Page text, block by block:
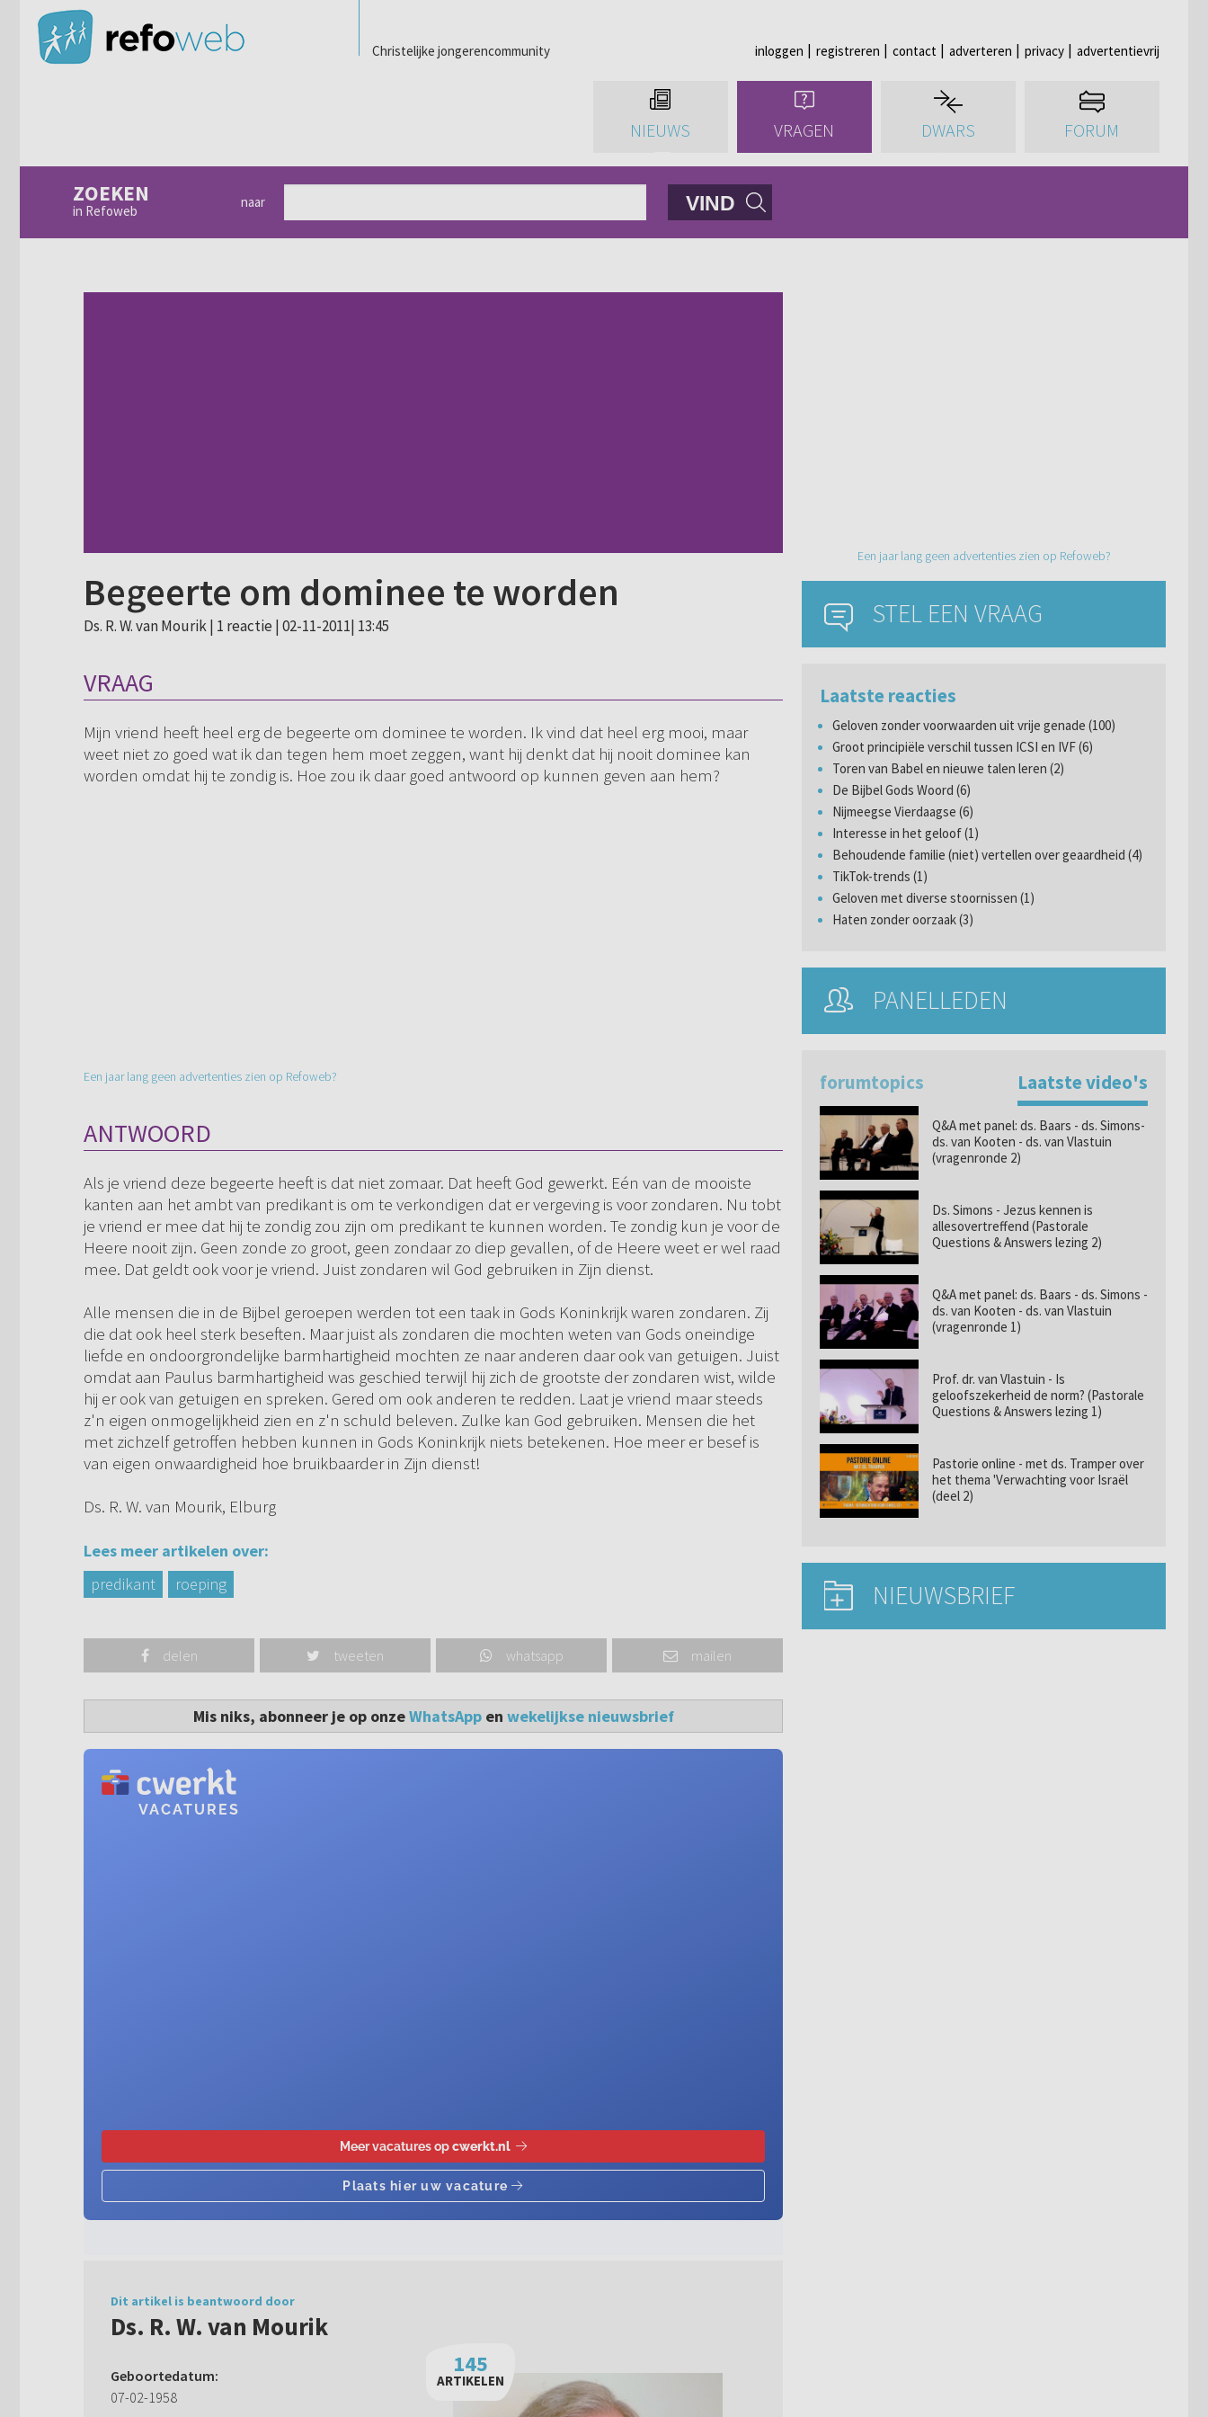
Christelijke jongerencommunity inloggen registreren contact adverteren privacy advertentievrij
NIEUWS VRAGEN DWARS FORUM
ZOEKEN
in Refoweb
naar VIND
Begeerte om dominee te worden
Ds. R. W. van Mourik | 1 reactie | 02-11-2011| 13:45
VRAAG
Mijn vriend heeft heel erg de begeerte om dominee te worden. Ik vind dat heel erg mooi, maar
weet niet zo goed wat ik dan tegen hem moet zeggen, want hij denkt dat hij nooit dominee kan
worden omdat hij te zondig is. Hoe zou ik daar goed antwoord op kunnen geven aan hem?
Een jaar lang geen advertenties zien op Refoweb?
ANTWOORD
Als je vriend deze begeerte heeft is dat niet zomaar. Dat heeft God gewerkt. Eén van de mooiste
kanten aan het ambt van predikant is om te verkondigen dat er vergeving is voor zondaren. Nu tobt
je vriend er mee dat hij te zondig zou zijn om predikant te kunnen worden. Te zondig kun je voor de
Heere nooit zijn. Geen zonde zo groot, geen zondaar zo diep gevallen, of de Heere weet er wel raad
mee. Dat geldt ook voor je vriend. Juist zondaren wil God gebruiken in Zijn dienst.
Alle mensen die in de Bijbel geroepen werden tot een taak in Gods Koninkrijk waren zondaren. Zij
die dat ook heel sterk beseften. Maar juist als zondaren die mochten weten van Gods oneindige
liefde en ondoorgrondelijke barmhartigheid mochten ze naar anderen daar ook van getuigen. Juist
omdat aan Paulus barmhartigheid was geschied terwijl hij zich de grootste der zondaren wist, wilde
hij er ook van getuigen en spreken. Gered om ook anderen te redden. Laat je vriend maar steeds
z'n eigen onmogelijkheid zien en z'n schuld beleven. Zulke kan God gebruiken. Mensen die het
met zichzelf getroffen hebben kunnen in Gods Koninkrijk niets betekenen. Hoe meer er besef is
van eigen onwaardigheid hoe bruikbaarder in Zijn dienst!
Ds. R. W. van Mourik, Elburg
Lees meer artikelen over:
predikant
roeping
delen tweeten whatsapp mailen
Mis niks, abonneer je op onzeWhatsAppen wekelijkse nieuwsbrief
Dit artikel is beantwoord door
Ds. R. W. van Mourik
Geboortedatum:
07-02-1958
145
ARTIKELEN
Een jaar lang geen advertenties zien op Refoweb?
STEL EEN VRAAG
Laatste reacties
Geloven zonder voorwaarden uit vrije genade (100)
Groot principiële verschil tussen ICSI en IVF (6)
Toren van Babel en nieuwe talen leren (2)
De Bijbel Gods Woord (6)
Nijmeegse Vierdaagse (6)
Interesse in het geloof (1)
Behoudende familie (niet) vertellen over geaardheid (4)
TikTok-trends (1)
Geloven met diverse stoornissen (1)
Haten zonder oorzaak (3)
PANELLEDEN
forumtopics Laatste video's
Q&A met panel: ds. Baars - ds. Simons-
ds. van Kooten - ds. van Vlastuin
(vragenronde 2)
Ds. Simons - Jezus kennen is
allesovertreffend (Pastorale
Questions & Answers lezing 2)
Q&A met panel: ds. Baars - ds. Simons -
ds. van Kooten - ds. van Vlastuin
(vragenronde 1)
Prof. dr. van Vlastuin - Is
geloofszekerheid de norm? (Pastorale
Questions & Answers lezing 1)
Pastorie online - met ds. Tramper over
het thema 'Verwachting voor Israël
(deel 2)
NIEUWSBRIEF